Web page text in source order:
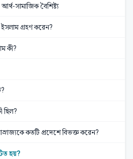
সামাজিক বৈশিষ্ট্য
গ্রহণ করেন?
কী?
ছিল?
কতটি প্রদেশে বিভক্ত করেন?
হয়?